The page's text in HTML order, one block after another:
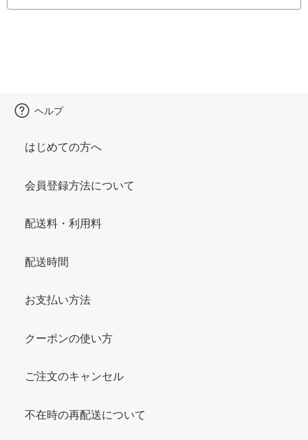
ヘルプ
はじめての方へ
会員登録方法について
配送料・利用料
配送時間
お支払い方法
クーポンの使い方
ご注文のキャンセル
不在時の再配送について